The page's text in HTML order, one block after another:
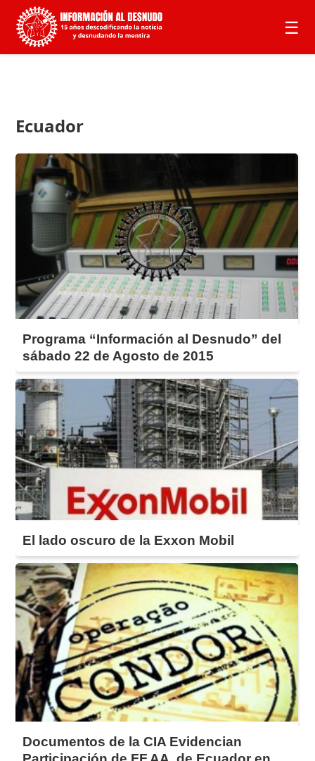
☰
Ecuador
Programa “Información al Desnudo” del
sábado 22 de Agosto de 2015
El lado oscuro de la Exxon Mobil
Documentos de la CIA Evidencian